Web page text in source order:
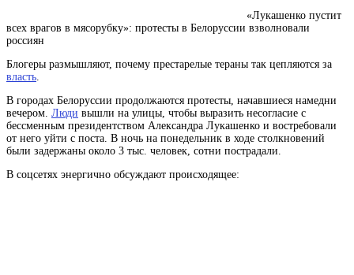
«Лукашенко пустит
всех врагов в мясорубку»: протесты в Белоруссии взволновали
россиян
Блогеры размышляют, почему престарелые тераны так цепляются за
власть
В городах Белоруссии продолжаются протесты, начавшиеся намедни
вечером. Люди вышли на улицы, чтобы выразить несогласие с
бессменным президентством Александра Лукашенко и востребовали
от него уйти с поста. В ночь на понедельник в ходе столкновений
были задержаны около 3 тыс. человек, сотни пострадали.
В соцсетях энергично обсуждают происходящее: